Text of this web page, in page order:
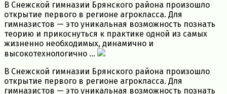
В Снежской гимназии Брянского района произошло
открытие первого в регионе агрокласса. Для
гимназистов — это уникальная возможность познать
теорию и прикоснуться к практике одной из самых
жизненно необходимых, динамично и
высокотехнологично ...
В Снежской гимназии Брянского района произошло
открытие первого в регионе агрокласса. Для
гимназистов — это уникальная возможность познать